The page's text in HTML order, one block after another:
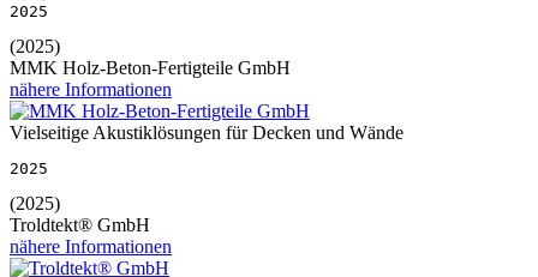
2025
(2025)
MMK Holz-Beton-Fertigteile GmbH
nähere Informationen
Vielseitige Akustiklösungen für Decken und Wände
2025
(2025)
Troldtekt® GmbH
nähere Informationen